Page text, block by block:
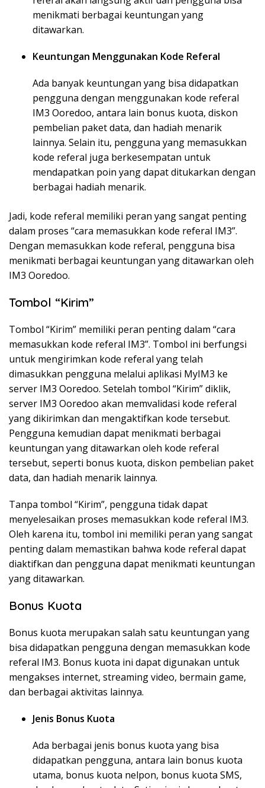
menikmati berbagai keuntungan yang
ditawarkan.
Keuntungan Menggunakan Kode Referal
Ada banyak keuntungan yang bisa didapatkan
pengguna dengan menggunakan kode referal
IM3 Ooredoo, antara lain bonus kuota, diskon
pembelian paket data, dan hadiah menarik
lainnya. Selain itu, pengguna yang memasukkan
kode referal juga berkesempatan untuk
mendapatkan poin yang dapat ditukarkan dengan
berbagai hadiah menarik.
Jadi, kode referal memiliki peran yang sangat penting
dalam proses “cara memasukkan kode referal IM3”.
Dengan memasukkan kode referal, pengguna bisa
menikmati berbagai keuntungan yang ditawarkan oleh
IM3 Ooredoo.
Tombol “Kirim”
Tombol “Kirim” memiliki peran penting dalam “cara
memasukkan kode referal IM3”. Tombol ini berfungsi
untuk mengirimkan kode referal yang telah
dimasukkan pengguna melalui aplikasi MyIM3 ke
server IM3 Ooredoo. Setelah tombol “Kirim” diklik,
server IM3 Ooredoo akan memvalidasi kode referal
yang dikirimkan dan mengaktifkan kode tersebut.
Pengguna kemudian dapat menikmati berbagai
keuntungan yang ditawarkan oleh kode referal
tersebut, seperti bonus kuota, diskon pembelian paket
data, dan hadiah menarik lainnya.
Tanpa tombol “Kirim”, pengguna tidak dapat
menyelesaikan proses memasukkan kode referal IM3.
Oleh karena itu, tombol ini memiliki peran yang sangat
penting dalam memastikan bahwa kode referal dapat
diaktifkan dan pengguna dapat menikmati keuntungan
yang ditawarkan.
Bonus Kuota
Bonus kuota merupakan salah satu keuntungan yang
bisa didapatkan pengguna dengan memasukkan kode
referal IM3. Bonus kuota ini dapat digunakan untuk
mengakses internet, streaming video, bermain game,
dan berbagai aktivitas lainnya.
Jenis Bonus Kuota
Ada berbagai jenis bonus kuota yang bisa
didapatkan pengguna, antara lain bonus kuota
utama, bonus kuota nelpon, bonus kuota SMS,